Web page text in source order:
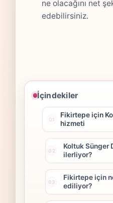
ne olacağını net
edebilirsiniz.
İçindekiler
Fikirtepe için
hizmeti
Koltuk Sünger
ilerliyor?
Fikirtepe için
ediliyor?